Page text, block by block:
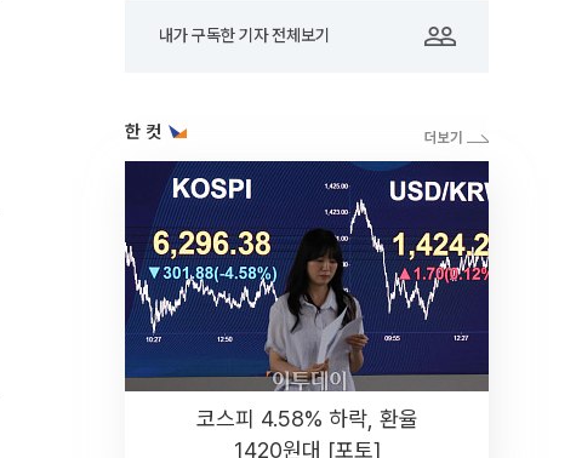
내가 구독한 기자 전체보기
한 컷
코스피 4.58% 하락, 환율
1420원대 [포토]